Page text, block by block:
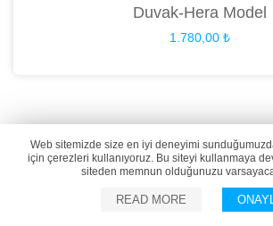
Duvak-Hera Model
1.780,00 ₺
Web sitemizde size en iyi deneyimi
için çerezleri kullanıyoruz. Bu siteyi kullanmaya
siteden memnun olduğunuzu
READ MORE